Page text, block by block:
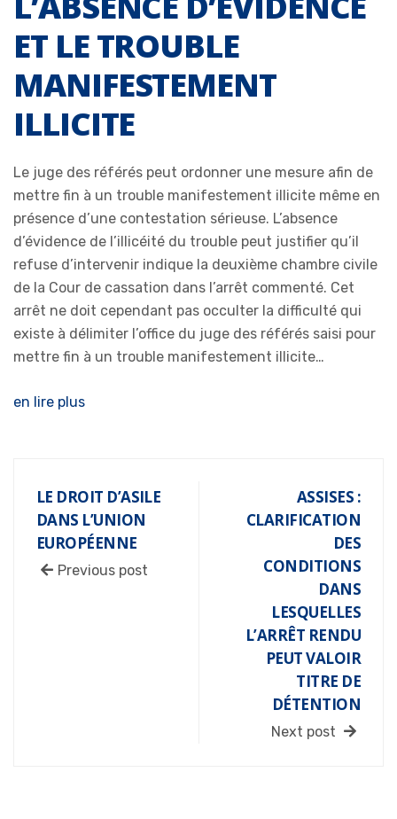
ET LE TROUBLE
MANIFESTEMENT
ILLICITE
Le juge des référés peut ordonner une mesure afin de
mettre fin à un trouble manifestement illicite même en
présence d’une contestation sérieuse. L’absence
d’évidence de l’illicéité du trouble peut justifier qu’il
refuse d’intervenir indique la deuxième chambre civile
de la Cour de cassation dans l’arrêt commenté. Cet
arrêt ne doit cependant pas occulter la difficulté qui
existe à délimiter l’office du juge des référés saisi pour
mettre fin à un trouble manifestement illicite…
en lire plus
LE DROIT D’ASILE
DANS L’UNION
EUROPÉENNE
Previous post
ASSISES :
CLARIFICATION
DES
CONDITIONS
DANS
LESQUELLES
L’ARRÊT RENDU
PEUT VALOIR
TITRE DE
DÉTENTION
Next post